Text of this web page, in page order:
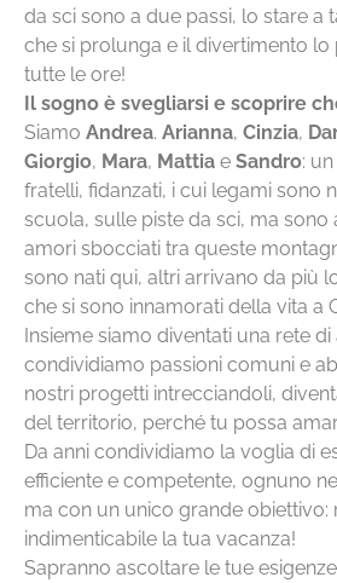
da sci sono a due passi, lo stare a
che si prolunga e il divertimento lo
tutte le ore!
Il sogno è svegliarsi e scoprire
Siamo Andrea. Arianna, Cinzia,
Giorgio, Mara, Mattia e Sandro:
fratelli, fidanzati, i cui legami sono
scuola, sulle piste da sci, ma sono
amori sbocciati tra queste
sono nati qui, altri arrivano da più
che si sono innamorati della vita a
Insieme siamo diventati una rete
condividiamo passioni comuni e
nostri progetti intrecciandoli,
del territorio, perché tu possa
Da anni condividiamo la voglia di
efficiente e competente, ognuno
ma con un unico grande obiettivo:
indimenticabile la tua vacanza!
Sapranno ascoltare le tue